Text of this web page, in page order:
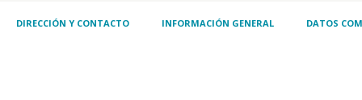
DIRECCIÓN Y CONTACTO INFORMACIÓN GENERAL DATOS